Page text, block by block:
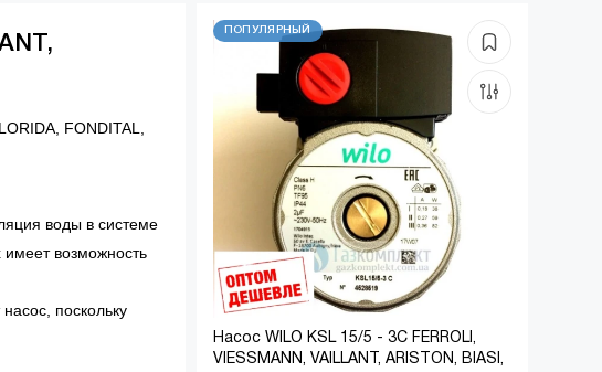
FONDITAL,
воды в системе
возможность
поскольку
ПОПУЛЯРНЫЙ
Насос WILO KSL 15/5 - 3C FERROLI,
VIESSMANN, VAILLANT, ARISTON, BIASI,